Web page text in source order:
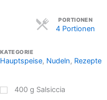
PORTIONEN
4 Portionen
KATEGORIE
Hauptspeise, Nudeln, Rezepte
400 g Salsiccia